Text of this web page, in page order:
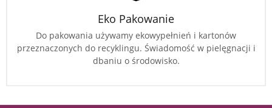
Eko Pakowanie
Do pakowania używamy ekowypełnień i kartonów
przeznaczonych do recyklingu. Świadomość w pielęgnacji i
dbaniu o środowisko.